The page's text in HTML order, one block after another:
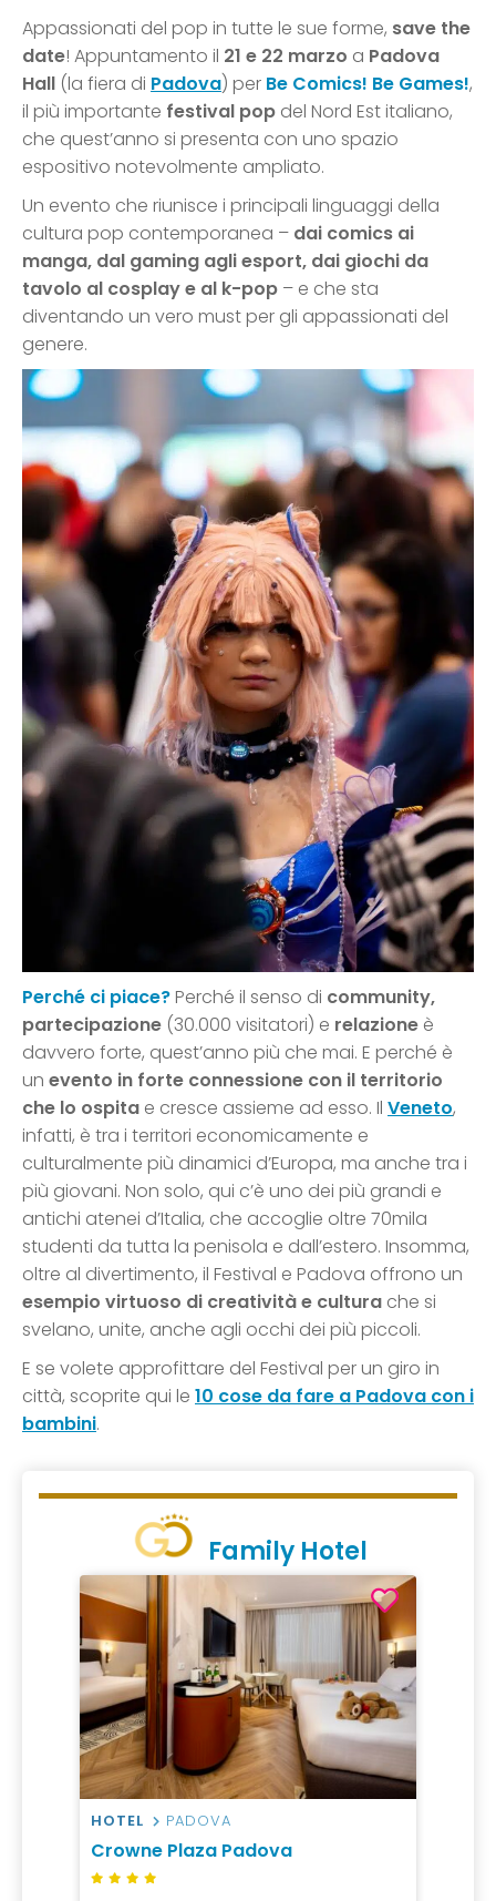
Appassionati del pop in tutte le sue forme, save the
date! Appuntamento il 21 e 22 marzo a Padova
Hall (la fiera di Padova) per Be Comics! Be Games!,
il più importante festival pop del Nord Est italiano,
che quest’anno si presenta con uno spazio
espositivo notevolmente ampliato.
Un evento che riunisce i principali linguaggi della
cultura pop contemporanea – dai comics ai
manga, dal gaming agli esport, dai giochi da
tavolo al cosplay e al k-pop – e che sta
diventando un vero must per gli appassionati del
genere.
Perché ci piace?Perché il senso di community,
partecipazione (30.000 visitatori) e relazione è
davvero forte, quest’anno più che mai. E perché è
un evento in forte connessione con il territorio
che lo ospita e cresce assieme ad esso. Il Veneto,
infatti, è tra i territori economicamente e
culturalmente più dinamici d’Europa, ma anche tra i
più giovani. Non solo, qui c’è uno dei più grandi e
antichi atenei d’Italia, che accoglie oltre 70mila
studenti da tutta la penisola e dall’estero. Insomma,
oltre al divertimento, il Festival e Padova offrono un
esempio virtuoso di creatività e cultura che si
svelano, unite, anche agli occhi dei più piccoli.
E se volete approfittare del Festival per un giro in
città, scoprite qui le 10 cose da fare a Padova con i
bambini.
Family Hotel
HOTEL PADOVA
Crowne Plaza Padova